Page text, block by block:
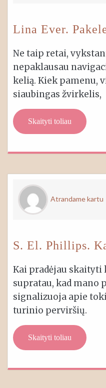
Lina Ever.
Ne taip retai,
nepaklausau
kelią. Kiek pamenu,
siaubingas žvirkelis,
Skaityti toliau
Atrandame kartu
S. El. Phillips.
Kai pradėjau skaityti
supratau, kad mano
signalizuoja apie
turinio perviršių.
Skaityti toliau